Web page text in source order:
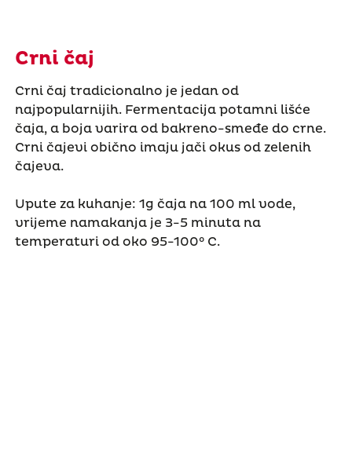
Crni čaj
Crni čaj tradicionalno je jedan od
najpopularnijih. Fermentacija potamni lišće
čaja, a boja varira od bakreno-smeđe do crne.
Crni čajevi obično imaju jači okus od zelenih
čajeva.
Upute za kuhanje: 1g čaja na 100 ml vode,
vrijeme namakanja je 3-5 minuta na
temperaturi od oko 95-100° C.